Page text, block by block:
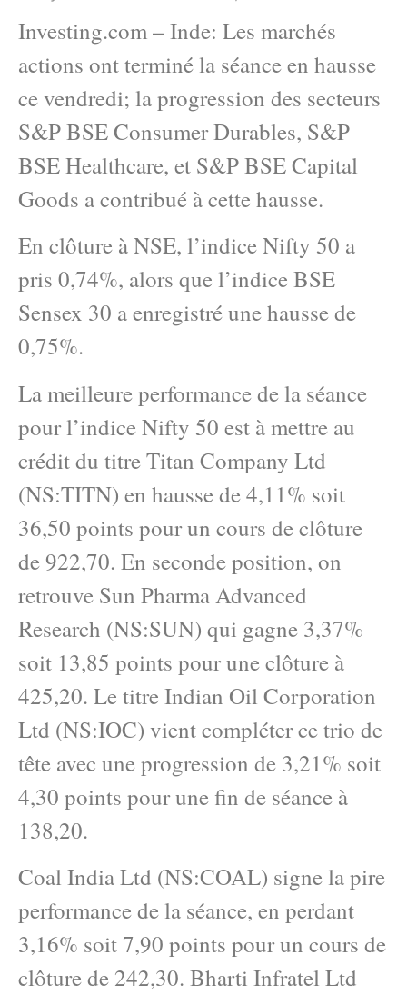
Investing.com – Inde: Les marchés
actions ont terminé la séance en hausse
ce vendredi; la progression des secteurs
S&P BSE Consumer Durables, S&P
BSE Healthcare, et S&P BSE Capital
Goods a contribué à cette hausse.
En clôture à NSE, l’indice Nifty 50 a
pris 0,74%, alors que l’indice BSE
Sensex 30 a enregistré une hausse de
0,75%.
La meilleure performance de la séance
pour l’indice Nifty 50 est à mettre au
crédit du titre Titan Company Ltd
(NS:TITN) en hausse de 4,11% soit
36,50 points pour un cours de clôture
de 922,70. En seconde position, on
retrouve Sun Pharma Advanced
Research (NS:SUN) qui gagne 3,37%
soit 13,85 points pour une clôture à
425,20. Le titre Indian Oil Corporation
Ltd (NS:IOC) vient compléter ce trio de
tête avec une progression de 3,21% soit
4,30 points pour une fin de séance à
138,20.
Coal India Ltd (NS:COAL) signe la pire
performance de la séance, en perdant
3,16% soit 7,90 points pour un cours de
clôture de 242,30. Bharti Infratel Ltd